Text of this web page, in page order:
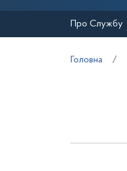
Про Службу
Головна